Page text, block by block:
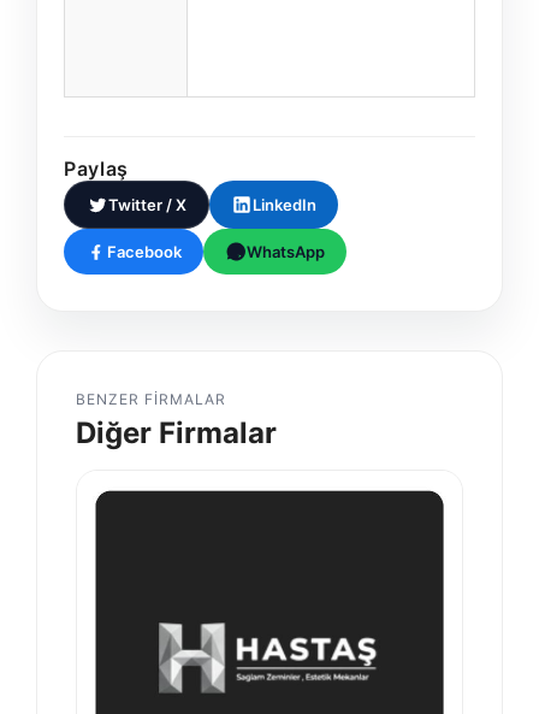
Paylaş
Twitter / X LinkedIn
Facebook WhatsApp
BENZER FIRMALAR
Diğer Firmalar